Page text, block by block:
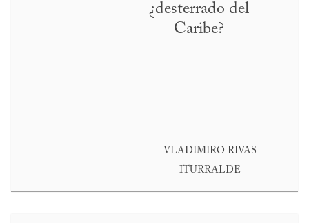
¿desterrado del
Caribe?
VLADIMIRO RIVAS
ITURRALDE